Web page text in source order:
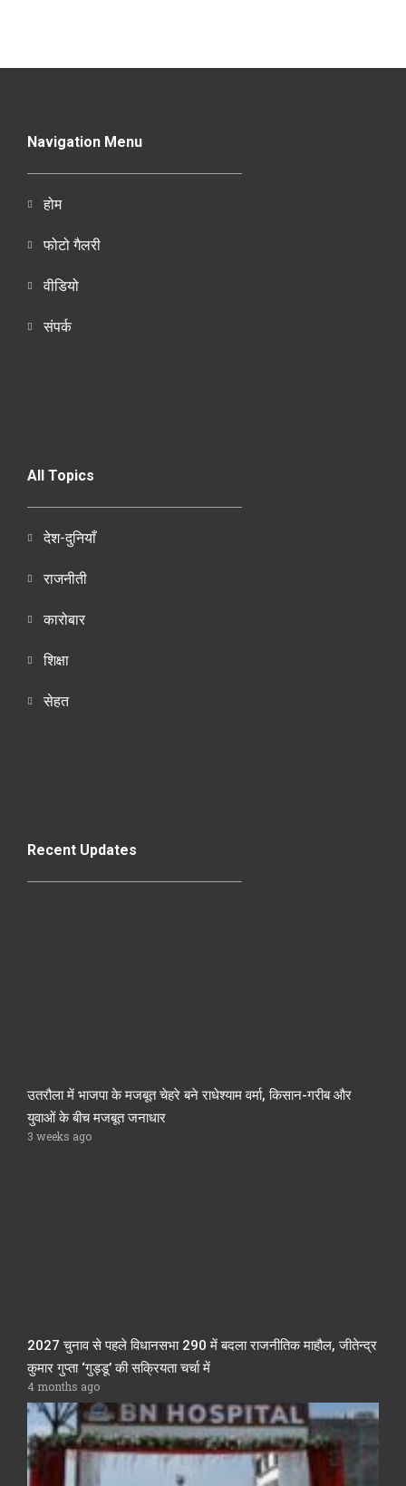
Navigation Menu
होम
फोटो गैलरी
वीडियो
संपर्क
All Topics
देश-दुनियाँ
राजनीती
कारोबार
शिक्षा
सेहत
Recent Updates
उतरौला में भाजपा के मजबूत चेहरे बने राधेश्याम वर्मा, किसान-गरीब और
युवाओं के बीच मजबूत जनाधार
3 weeks ago
2027 चुनाव से पहले विधानसभा 290 में बदला राजनीतिक माहौल, जीतेन्द्र
कुमार गुप्ता ‘गुड्डू’ की सक्रियता चर्चा में
4 months ago